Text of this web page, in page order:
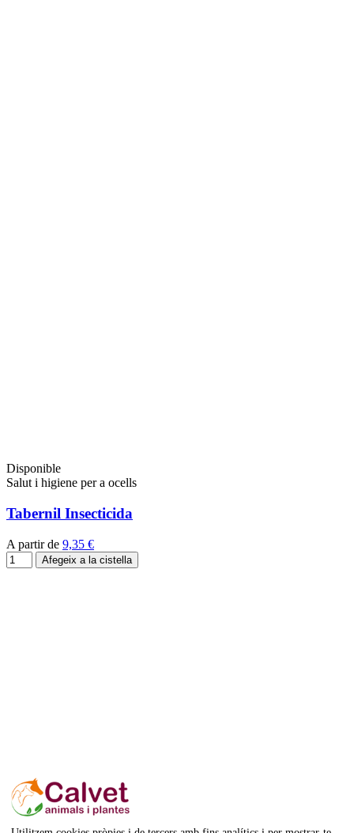
Disponible
Salut i higiene per a ocells
Tabernil Insecticida
A partir de 9,35 €
Afegeix a la cistella